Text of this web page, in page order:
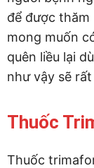
để được thăm
mong muốn
quên liều lại
như vậy sẽ
Thuốc
Thuốc